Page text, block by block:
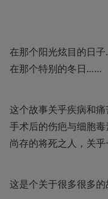
在那个阳光炫目的日
在那个特别的冬日……
这个故事关乎疾病和
手术后的伤疤与细胞
尚存的将死之人，关乎
这是个关于很多很多的